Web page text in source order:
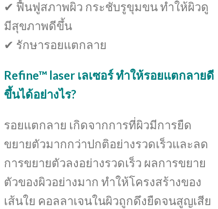
✔ ฟื้นฟูสภาพผิว กระชับรูขุมขน ทำให้ผิวดู
มีสุขภาพดีขึ้น
✔ รักษารอยแตกลาย
Refine™ laser เลเซอร์ ทำให้รอยแตกลายดี
ขึ้นได้อย่างไร?
รอยแตกลาย เกิดจากการที่ผิวมีการยืด
ขยายตัวมากกว่าปกติอย่างรวดเร็วและลด
การขยายตัวลงอย่างรวดเร็ว ผลการขยาย
ตัวของผิวอย่างมาก ทำให้โครงสร้างของ
เส้นใย คอลลาเจนในผิวถูกดึงยืดจนสูญเสีย